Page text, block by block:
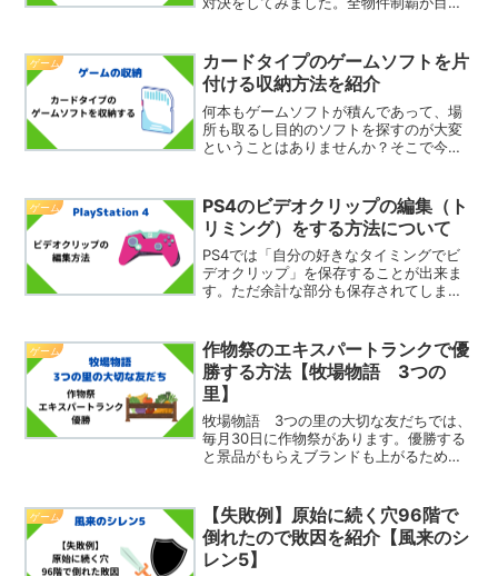
介したいと思います。参考になればと思
いま...
ゲーム
カードタイプのゲームソフトを片
付ける収納方法を紹介
何本もゲームソフトが積んであって、場
所も取るし目的のソフトを探すのが大変
ということはありませんか？そこで今回
ームソフトを収納し...
ゲーム
PS4のビデオクリップの編集（ト
リミング）をする方法について
PS4では「自分の好きなタイミングでビ
デオクリップ」を保存することが出来ま
す。ただ余計な部分も保存されてしまう
すよね。そこで今回は、PS4のビデオク
リップの編集（トリミ...
ゲーム
作物祭のエキスパートランクで優
勝する方法【牧場物語 3つの
里】
牧場物語 3つの里の大切な友だちでは、
毎月30日に作物祭があります。優勝する
と景品がもらえブランドも上がるため優
品質が高い作物を出す必要があります。
ではどのような作物...
ゲーム
【失敗例】原始に続く穴96階で
倒れたので敗因を紹介【風来のシ
レン5】